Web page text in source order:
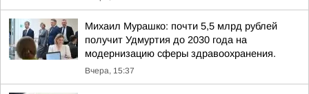
Михаил Мурашко: почти 5,5 млрд рублей
получит Удмуртия до 2030 года на
модернизацию сферы здравоохранения.
Вчера, 15:37